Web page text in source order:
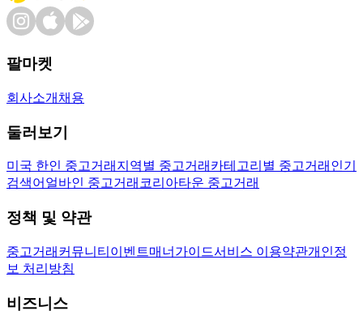
팔마켓
회사소개 채용
둘러보기
미국 한인 중고거래 지역별 중고거래 카테고리별 중고거래 인기
검색어 얼바인 중고거래 코리아타운 중고거래
정책 및 약관
중고거래 커뮤니티 이벤트매너가이드서비스 이용약관개인정
보 처리방침
비즈니스